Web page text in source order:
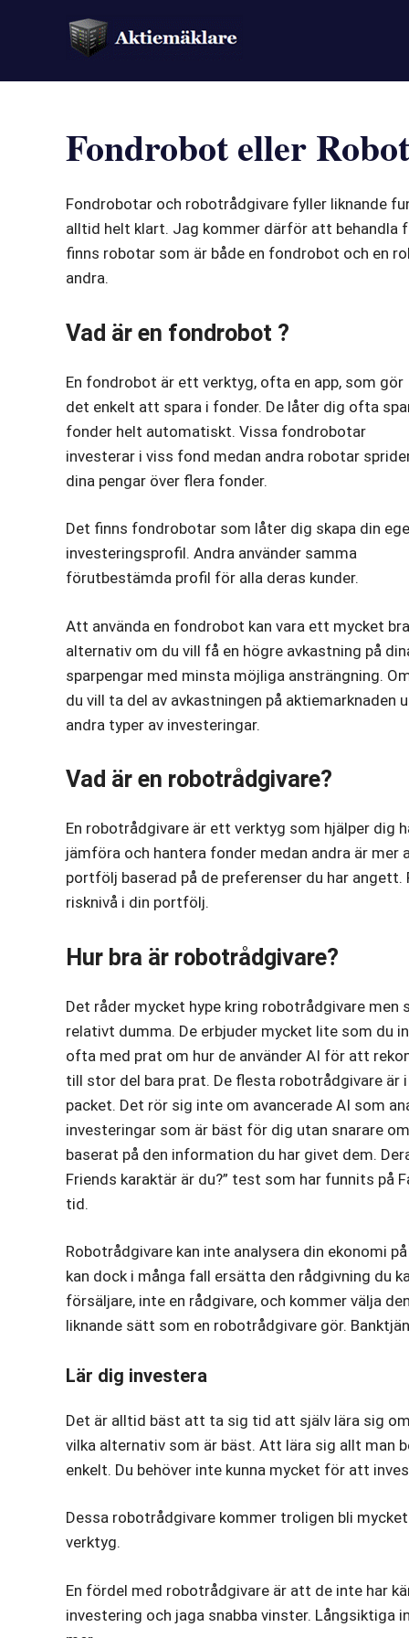
Fondrobot eller
Fondrobotar och robotrådgivare fyller liknande
alltid helt klart. Jag kommer därför att behandla
finns robotar som är både en fondrobot och en
andra.
Vad är en fondrobot ?
En fondrobot är ett verktyg, ofta en app, som gör
det enkelt att spara i fonder. De låter dig ofta
fonder helt automatiskt. Vissa fondrobotar
investerar i viss fond medan andra robotar
dina pengar över flera fonder.
Det finns fondrobotar som låter dig skapa din
investeringsprofil. Andra använder samma
förutbestämda profil för alla deras kunder.
Att använda en fondrobot kan vara ett mycket bra
alternativ om du vill få en högre avkastning på
sparpengar med minsta möjliga ansträngning.
du vill ta del av avkastningen på
andra typer av investeringar.
Vad är en robotrådgivare?
En robotrådgivare är ett verktyg som hjälper dig
jämföra och hantera fonder medan andra är mer
portfölj baserad på de preferenser du har
risknivå i din portfölj.
Hur bra är robotrådgivare?
Det råder mycket hype kring robotrådgivare
relativt dumma. De erbjuder mycket lite som du
ofta med prat om hur de använder AI för att
till stor del bara prat. De flesta robotrådgivare
packet. Det rör sig inte om avancerade AI som
investeringar som är bäst för dig utan snarare
baserat på den information du har givet dem.
Friends karaktär är du?” test som har funnits på
tid.
Robotrådgivare kan inte analysera din ekonomi
kan dock i många fall ersätta den rådgivning du
försäljare, inte en rådgivare, och kommer välja
liknande sätt som en robotrådgivare gör.
Lär dig investera
Det är alltid bäst att ta sig tid att själv lära sig
vilka alternativ som är bäst. Att lära sig allt man
enkelt. Du behöver inte kunna mycket för att
Dessa robotrådgivare kommer troligen bli
verktyg.
En fördel med robotrådgivare är att de inte har
investering och jaga snabba vinster.